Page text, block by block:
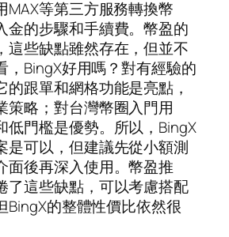
MAX等第三方服務轉換幣
金的步驟和手續費。幣盈的
這些缺點雖然存在，但並不
，BingX好用嗎？對有經驗的
的跟單和網格功能是亮點，
策略；對台灣幣圈入門用
低門檻是優勢。所以，BingX
是可以，但建議先從小額測
面後再深入使用。幣盈推
了這些缺點，可以考慮搭配
BingX的整體性價比依然很